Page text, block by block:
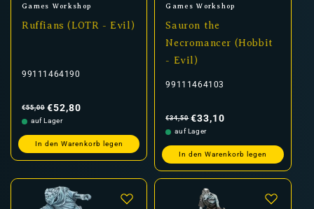
Anbieter:
Games Workshop
Ruffians (LOTR - Evil)
99111464190
Preis
€55,00 €52,80
auf Lager
In den Warenkorb legen
Anbieter:
Games Workshop
Sauron the
Necromancer (Hobbit
- Evil)
99111464103
Preis
€34,50 €33,10
auf Lager
In den Warenkorb legen